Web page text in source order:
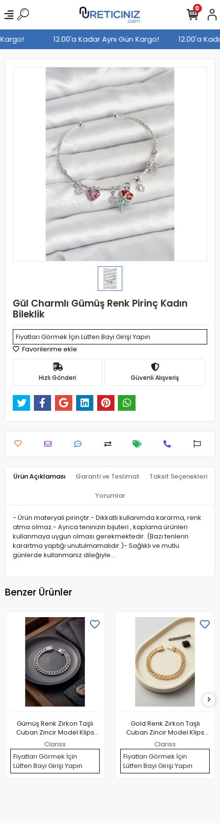
12.00'a Kadar Aynı Gün Kargo! 12.00'a
0
Gül Charmlı Gümüş Renk Pirinç Kadın
Bileklik
Fiyatları Görmek İçin Lütfen Bayi Girişi Yapın
Favorilerime ekle
Hızlı Gönderi Güvenli Alışveriş
Ürün Açıklaması Garanti ve Teslimat Taksit Seçenekleri
Yorumlar
- Ürün materyali pirinçtir.- Dikkatli kullanımda kararma, renk
atma olmaz.- Ayrıca teninizin bijuteri , kaplama ürünleri
kullanmaya uygun olması gerekmektedir. (Bazı tenlerin
karartma yaptığı unutulmamalıdır.)- Sağlıklı ve mutlu
günlerde kullanmanız dileğiyle…
Benzer Ürünler
Gümüş Renk Zirkon Taşlı
Cuban Zincir Model Klips
Kapamalı Erkek Bileklik
Clariss
Fiyatları Görmek İçin
Lütfen Bayi Girişi Yapın
Gold Renk Zirkon Taşlı
Cuban Zincir Model Klips
Kapamalı Erkek Bileklik
Clariss
Fiyatları Görmek İçin
Lütfen Bayi Girişi Yapın